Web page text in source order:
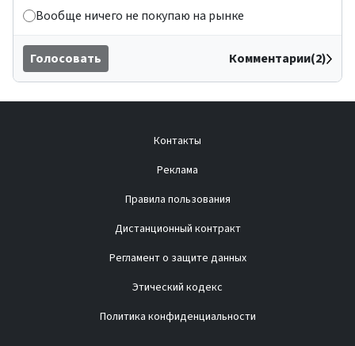
Вообще ничего не покупаю на рынке
Голосовать Комментарии(2)
Контакты
Реклама
Правила пользования
Дистанционный контракт
Регламент о защите данных
Этический кодекс
Политика конфиденциальности